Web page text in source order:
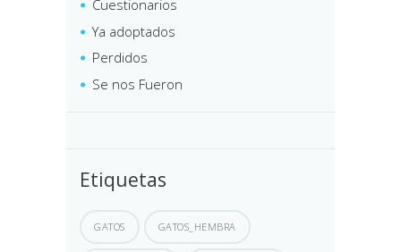
Cuestionarios
Ya adoptados
Perdidos
Se nos Fueron
Etiquetas
GATOS GATOS_HEMBRA